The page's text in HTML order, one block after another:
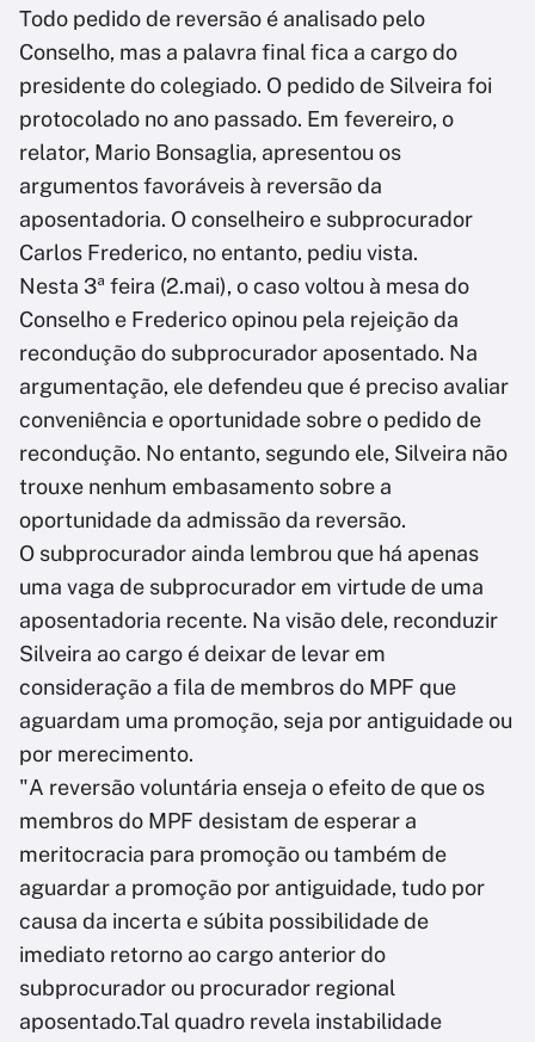
Todo pedido de reversão é analisado pelo
Conselho, mas a palavra final fica a cargo do
presidente do colegiado. O pedido de Silveira foi
protocolado no ano passado. Em fevereiro, o
relator, Mario Bonsaglia, apresentou os
argumentos favoráveis à reversão da
aposentadoria. O conselheiro e subprocurador
Carlos Frederico, no entanto, pediu vista.
Nesta 3ª feira (2.mai), o caso voltou à mesa do
Conselho e Frederico opinou pela rejeição da
recondução do subprocurador aposentado. Na
argumentação, ele defendeu que é preciso avaliar
conveniência e oportunidade sobre o pedido de
recondução. No entanto, segundo ele, Silveira não
trouxe nenhum embasamento sobre a
oportunidade da admissão da reversão.
O subprocurador ainda lembrou que há apenas
uma vaga de subprocurador em virtude de uma
aposentadoria recente. Na visão dele, reconduzir
Silveira ao cargo é deixar de levar em
consideração a fila de membros do MPF que
aguardam uma promoção, seja por antiguidade ou
por merecimento.
"A reversão voluntária enseja o efeito de que os
membros do MPF desistam de esperar a
meritocracia para promoção ou também de
aguardar a promoção por antiguidade, tudo por
causa da incerta e súbita possibilidade de
imediato retorno ao cargo anterior do
subprocurador ou procurador regional
aposentado.Tal quadro revela instabilidade